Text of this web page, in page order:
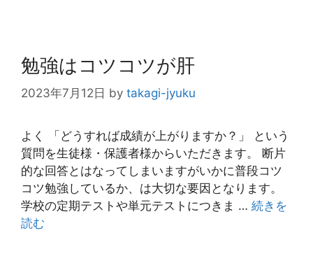
勉強はコツコツが肝
2023年7月12日 by takagi-jyuku
よく 「どうすれば成績が上がりますか？」 という
質問を生徒様・保護者様からいただきます。 断片
的な回答とはなってしまいますがいかに普段コツ
コツ勉強しているか、は大切な要因となります。
学校の定期テストや単元テストにつきま … 続きを
読む